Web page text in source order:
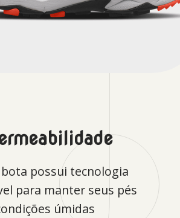
bota possui tecnologia
para manter seus pés
úmidas